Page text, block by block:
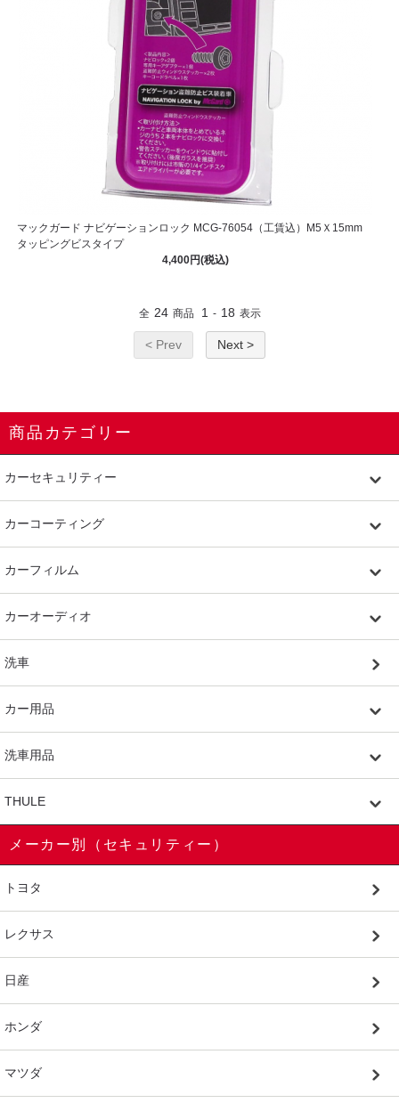
マックガード ナビゲーションロック MCG-76054（工賃込）M5Ｘ15mm
タッピングビスタイプ
4,400円(税込)
全 24 商品 1 - 18 表示
< Prev Next >
商品カテゴリー
カーセキュリティー
カーコーティング
カーフィルム
カーオーディオ
洗車
カー用品
洗車用品
THULE
メーカー別（セキュリティー）
トヨタ
レクサス
日産
ホンダ
マツダ